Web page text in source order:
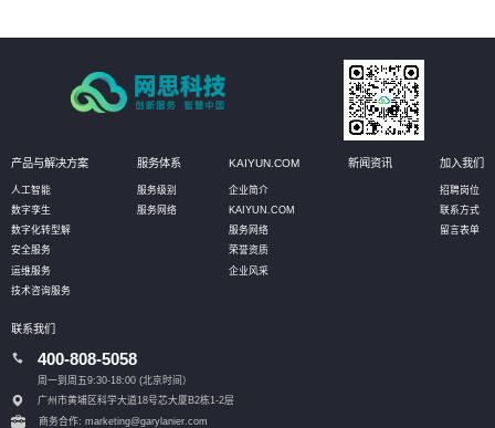
产品与解决方案
人工智能
数字孪生
数字化转型解
安全服务
运维服务
技术咨询服务
服务体系
服务级别
服务网络
KAIYUN.COM
企业简介
KAIYUN.COM
服务网络
荣誉资质
企业风采
新闻资讯 加入我们
招聘岗位
联系方式
留言表单
联系我们
400-808-5058
周一到周五9:30-18:00 (北京时间）
广州市黄埔区科学大道18号芯大厦B2栋1-2层
商务合作: marketing@garylanier.com